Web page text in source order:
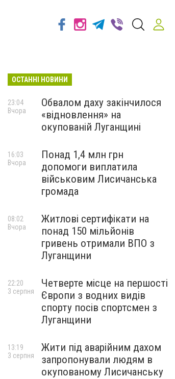
ОСТАННІ НОВИНИ
Обвалом даху закінчилося
«відновлення» на
окупованій Луганщині
23:04
Вчора
Понад 1,4 млн грн
допомоги виплатила
військовим Лисичанська
громада
16:03
Вчора
Житлові сертифікати на
понад 150 мільйонів
гривень отримали ВПО з
Луганщини
08:02
Вчора
Четверте місце на першості
Європи з водних видів
спорту посів спортсмен з
Луганщини
22:20
3 серпня
Жити під аварійним дахом
запропонували людям в
окупованому Лисичанську
13:19
3 серпня